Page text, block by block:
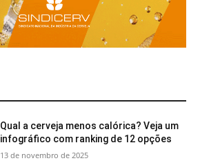
Qual a cerveja menos calórica? Veja um
infográfico com ranking de 12 opções
13 de novembro de 2025